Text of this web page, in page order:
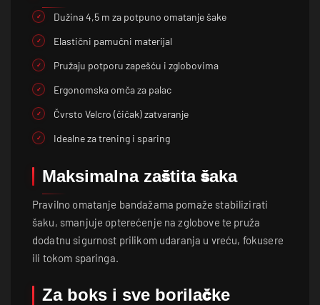
Dužina 4,5 m za potpuno omatanje šake
Elastični pamučni materijal
Pružaju potporu zapešću i zglobovima
Ergonomska omča za palac
Čvrsto Velcro (čičak) zatvaranje
Idealne za trening i sparing
Maksimalna zaštita šaka
Pravilno omatanje bandažama pomaže stabilizirati
šaku, smanjuje opterećenje na zglobove te pruža
dodatnu sigurnost prilikom udaranja u vreću, fokusere
ili tokom sparinga.
Za boks i sve borilačke